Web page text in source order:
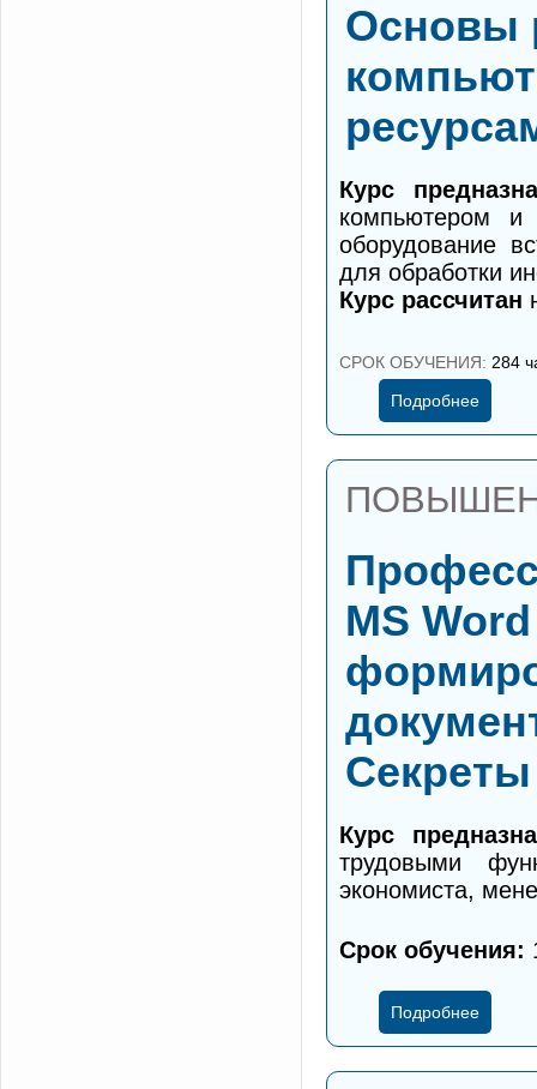
Основы
Курс
компьютером и
оборудование
для обработки
Курс рассчитан
СРОК ОБУЧЕНИЯ: 284
Подробнее
MS
Курс
трудовыми
экономиста,
Срок обучения:
Подробнее